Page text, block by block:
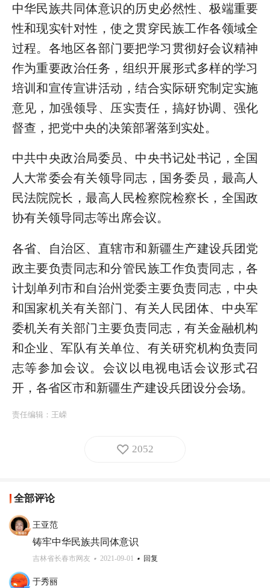
中华民族共同体意识的历史必然性、极端重要
性和现实针对性，使之贯穿民族工作各领域全
过程。各地区各部门要把学习贯彻好会议精神
作为重要政治任务，组织开展形式多样的学习
培训和宣传宣讲活动，结合实际研究制定实施
意见，加强领导、压实责任，搞好协调、强化
督查，把党中央的决策部署落到实处。
中共中央政治局委员、中央书记处书记，全国
人大常委会有关领导同志，国务委员，最高人
民法院院长，最高人民检察院检察长，全国政
协有关领导同志等出席会议。
各省、自治区、直辖市和新疆生产建设兵团党
政主要负责同志和分管民族工作负责同志，各
计划单列市和自治州党委主要负责同志，中央
和国家机关有关部门、有关人民团体、中央军
委机关有关部门主要负责同志，有关金融机构
和企业、军队有关单位、有关研究机构负责同
志等参加会议。会议以电视电话会议形式召
开，各省区市和新疆生产建设兵团设分会场。
责任编辑： 王嵘
2052
全部评论
王亚范
铸牢中华民族共同体意识
吉林省长春市网友 2021-09-01 回复
于秀丽